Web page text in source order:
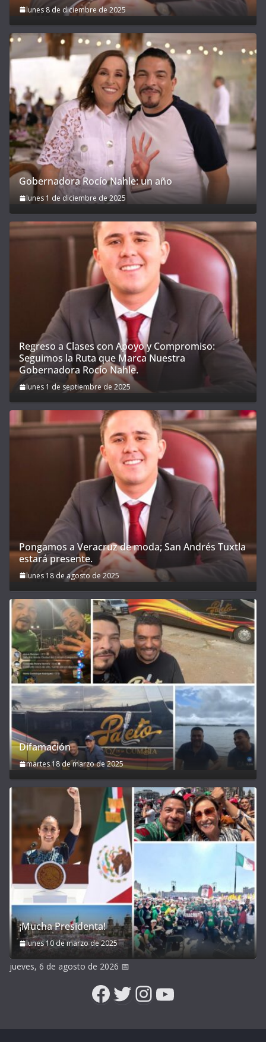
lunes 8 de diciembre de 2025
Gobernadora Rocío Nahle: un año
lunes 1 de diciembre de 2025
Regreso a Clases con Apoyo y Compromiso:
Seguimos la Ruta que Marca Nuestra
Gobernadora Rocío Nahle.
lunes 1 de septiembre de 2025
Pongamos a Veracruz de moda; San Andrés Tuxtla
estará presente.
lunes 18 de agosto de 2025
Difamación
martes 18 de marzo de 2025
¡Mucha Presidenta!
lunes 10 de marzo de 2025
jueves, 6 de agosto de 2026 📅
Facebook
Twitter
Instagram
YouTube